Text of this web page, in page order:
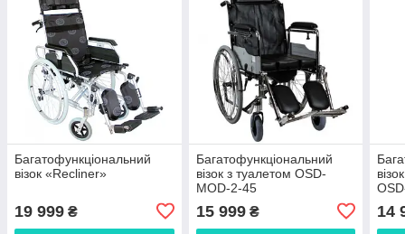
Багатофункціональний
візок «Recliner»
19 999 ₴
Багатофункціональний
візок з туалетом OSD-
MOD-2-45
15 999₴ 14